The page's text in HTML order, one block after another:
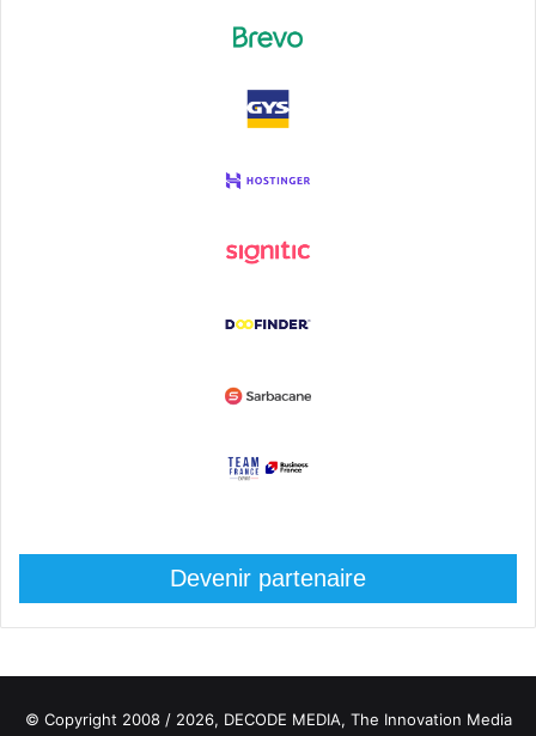
Devenir partenaire
© Copyright 2008 / 2026, DECODE MEDIA, The Innovation Media